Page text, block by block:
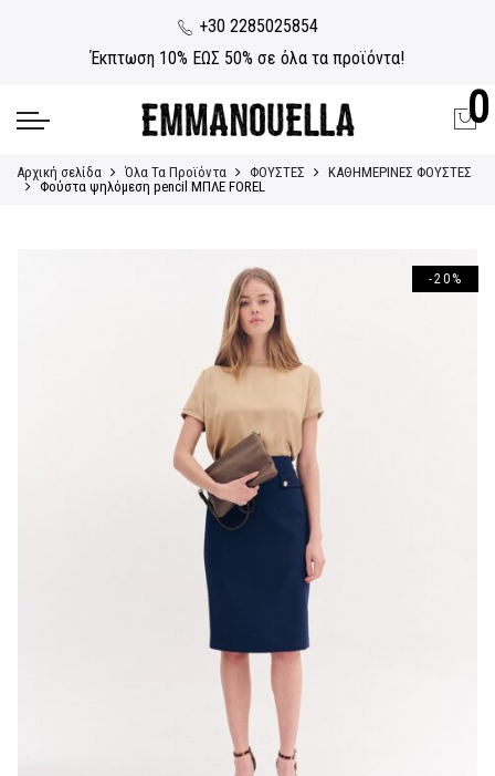
+30 2285025854
Έκπτωση 10% ΕΩΣ 50% σε όλα τα προϊόντα!
0
Αρχική σελίδα Όλα Τα Προϊόντα ΦΟΥΣΤΕΣ
ΚΑΘΗΜΕΡΙΝΕΣ ΦΟΥΣΤΕΣ
Φούστα ψηλόμεση pencil ΜΠΛΕ FOREL
-20%